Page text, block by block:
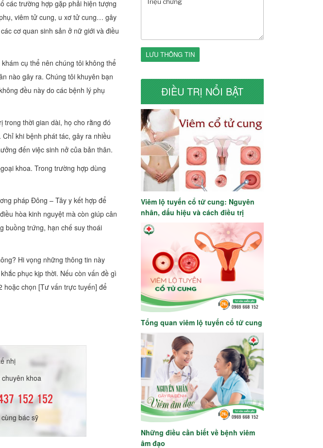
các trường hợp gặp phải hiện tượng
viêm tử cung, u xơ tử cung… gây
cơ quan sinh sản ở nữ giới và điều
cụ thể nên chúng tôi không thể
nào gây ra. Chúng tôi khuyên bạn
đều này do các bệnh lý phụ
thời gian dài, họ cho rằng đó
khi bệnh phát tác, gây ra nhiều
đến việc sinh nở của bản thân.
khoa. Trong trường hợp dùng
pháp Đông – Tây y kết hợp để
hòa kinh nguyệt mà còn giúp cân
buồng trứng, hạn chế suy thoái
Hi vọng những thông tin này
phục kịp thời. Nếu còn vấn đề gì
hoặc chọn [Tư vấn trực tuyến] để
nhị
khoa
152 152
bác sỹ
LƯU THÔNG TIN
ĐIỀU TRỊ NỔI BẬT
Viêm lộ tuyến cổ tử cung: Nguyên
nhân, dấu hiệu và cách điều trị
Tổng quan viêm lộ tuyến cổ tử cung
Những điều cần biết về bệnh viêm
âm đạo